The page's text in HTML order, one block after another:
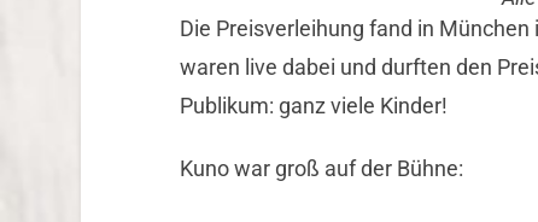
Die Preisverleihung fand in
waren live dabei und durften den
Publikum: ganz viele Kinder!
Kuno war groß auf der Bühne: